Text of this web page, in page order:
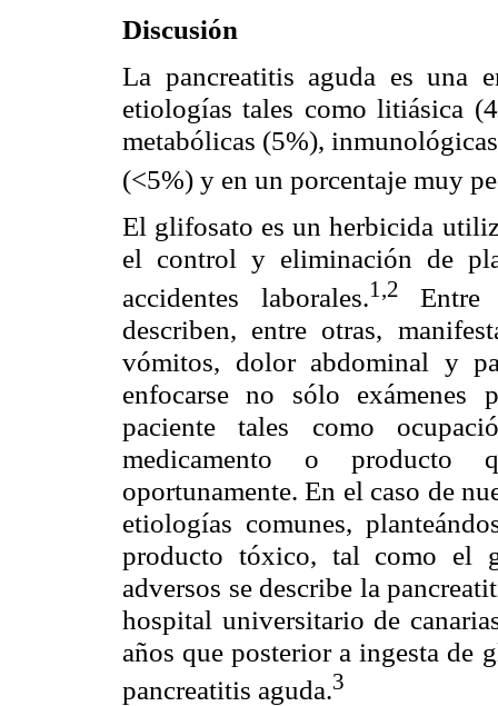
Discusión
La pancreatitis aguda es una
etiologías tales como litiásica
metabólicas (5%),
(<5%) y en un porcentaje muy
El glifosato es un herbicida
el control y eliminación de
accidentes laborales.1,2
Entre
describen, entre otras,
vómitos, dolor abdominal y
enfocarse no sólo exámenes
paciente tales como
medicamento o producto
oportunamente. En el caso de
etiologías comunes,
producto tóxico, tal como el
adversos se describe la
hospital universitario de
años que posterior a ingesta de
pancreatitis aguda.3